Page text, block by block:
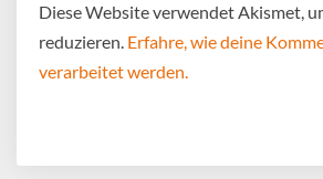
Diese Website verwendet Akismet,
reduzieren. Erfahre, wie deine
verarbeitet werden.